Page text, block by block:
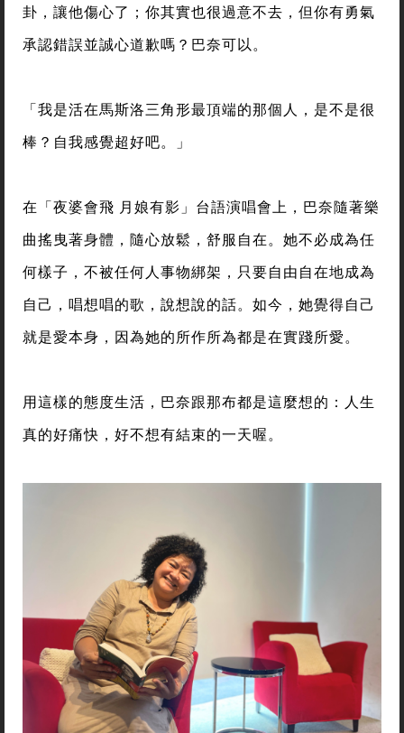
卦，讓他傷心了；你其實也很過意不去，但你有勇氣
承認錯誤並誠心道歉嗎？巴奈可以。
「我是活在馬斯洛三角形最頂端的那個人，是不是很
棒？自我感覺超好吧。」
在「夜婆會飛 月娘有影」台語演唱會上，巴奈隨著樂
曲搖曳著身體，隨心放鬆，舒服自在。她不必成為任
何樣子，不被任何人事物綁架，只要自由自在地成為
自己，唱想唱的歌，說想說的話。如今，她覺得自己
就是愛本身，因為她的所作所為都是在實踐所愛。
用這樣的態度生活，巴奈跟那布都是這麼想的：人生
真的好痛快，好不想有結束的一天喔。